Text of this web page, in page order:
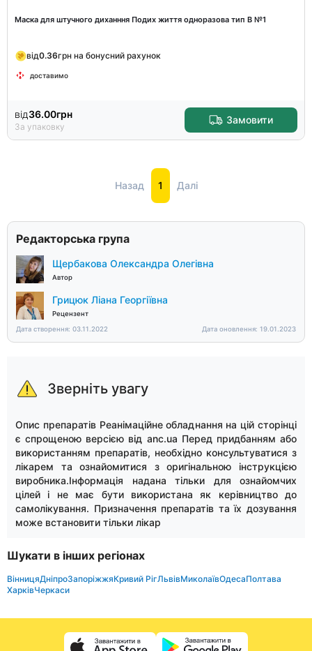
Маска для штучного диханння Подих життя одноразова тип В №1
від0.36грн на бонусний рахунок
доставимо
від36.00грн
За упаковку
Замовити
Назад 1 Далі
Редакторська група
Щербакова Олександра Олегівна
Автор
Грицюк Ліана Георгіївна
Рецензент
Дата створення: 03.11.2022
Дата оновлення: 19.01.2023
Зверніть увагу
Опис препаратів Реанімаційне обладнання на цій сторінці
є спрощеною версією від anc.ua Перед придбанням або
використанням препаратів, необхідно консультуватися з
лікарем та ознайомитися з оригінальною інструкцією
виробника.Інформація надана тільки для ознайомчих
цілей і не має бути використана як керівництво до
самолікування. Призначення препаратів та їх дозування
може встановити тільки лікар
Шукати в інших регіонах
ВінницяДніпроЗапоріжжяКривий РігЛьвівМиколаївОдесаПолтава
ХарківЧеркаси